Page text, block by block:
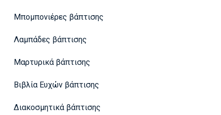
Μπομπονιέρες βάπτισης
Λαμπάδες βάπτισης
Μαρτυρικά βάπτισης
Βιβλία Ευχών βάπτισης
Διακοσμητικά βάπτισης